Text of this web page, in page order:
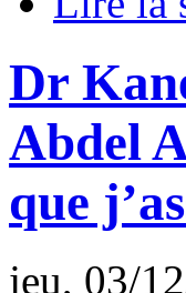
Dr
Abdel
que
jeu, 03/